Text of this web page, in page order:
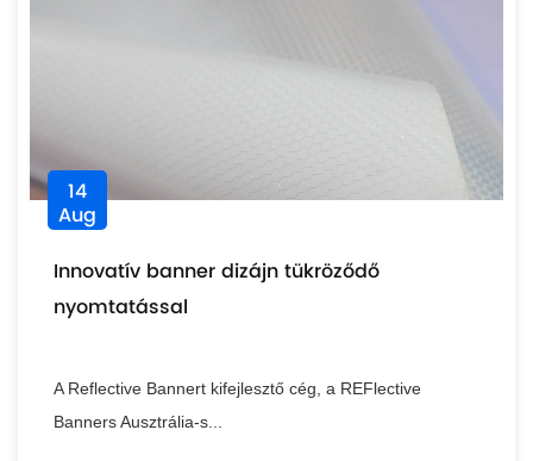
14
Aug
Innovatív banner dizájn tükröződő
nyomtatással
A Reflective Bannert kifejlesztő cég, a REFlective
Banners Ausztrália-s...